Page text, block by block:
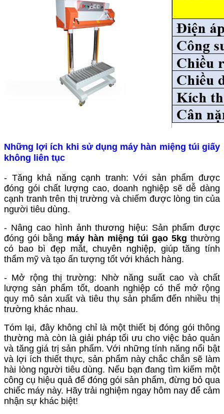
Những lợi ích khi sử dụng máy hàn miệng túi giấy
không liên tục
- Tăng khả năng cạnh tranh: Với sản phẩm được
đóng gói chất lượng cao, doanh nghiệp sẽ dễ dàng
cạnh tranh trên thị trường và chiếm được lòng tin của
người tiêu dùng.
- Nâng cao hình ảnh thương hiệu: Sản phẩm được
đóng gói bằng máy hàn miệng túi gạo 5kg thường
có bao bì đẹp mắt, chuyên nghiệp, giúp tăng tính
thẩm mỹ và tạo ấn tượng tốt với khách hàng.
- Mở rộng thị trường: Nhờ năng suất cao và chất
lượng sản phẩm tốt, doanh nghiệp có thể mở rộng
quy mô sản xuất và tiêu thụ sản phẩm đến nhiều thị
trường khác nhau.
Tóm lại, đây không chỉ là một thiết bị đóng gói thông
thường mà còn là giải pháp tối ưu cho việc bảo quản
và tăng giá trị sản phẩm. Với những tính năng nổi bật
và lợi ích thiết thực, sản phẩm này chắc chắn sẽ làm
hài lòng người tiêu dùng. Nếu bạn đang tìm kiếm một
công cụ hiệu quả để đóng gói sản phẩm, đừng bỏ qua
chiếc máy này. Hãy trải nghiệm ngay hôm nay để cảm
nhận sự khác biệt!